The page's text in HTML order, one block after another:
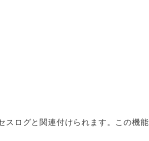
スログと関連付けられます。この機能